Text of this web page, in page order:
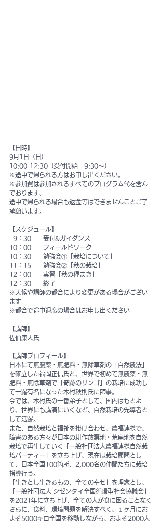
【日時】
9月1日（日）
10:00-12:30（受付開始　9:30〜）
※途中で帰られる方はお申し出ください。
※参加費は参加されるすべてのプログラム代を含ん
でおります。
途中で帰られる場合も返金等はできませんことご了
承願います。
【スケジュール】
9：30　　受付&ガイダンス
10：00　　フィールドワーク
10：30　　勉強会①「栽培について」
11：15　　勉強会②「秋の栽培」
12：00　　実習「秋の種まき」
12：30　　終了
※天候や講師の都合により変更がある場合がござい
ます
※都合で途中退席の場合はお申し出ください
【講師】
佐伯康人氏
【講師プロフィール】
日本にて無農薬・無肥料・無除草剤の「自然農法」
を確立した福岡正信氏と、世界で初めて無農薬・無
肥料・無除草剤で「奇跡のリンゴ」の栽培に成功し
て一躍有名になった木村秋則氏に師事。
今では、木村氏の一番弟子として、国内はもとよ
り、世界にも講演にいくなど、自然栽培の先導者と
して活躍。
また、自然栽培と福祉を掛け合わせ、農福連携で、
障害のある方々が日本の耕作放棄地・荒廃地を自然
栽培で再生していく「一般社団法人農福連携自然栽
培パーティー」を立ち上げ、現在は栽培顧問とし
て、日本全国100箇所、2,000名の仲間たちに栽培
指導行う。
「生きとし生きるもの、全ての幸せ」を理念とし、
「一般社団法人 シゼンタイ全国循環型社会協議会」
を2021年に立ち上げ、全ての人が食に困ることなく
さらに、食料、環境問題を解決すべく、１ヶ月にお
よそ5000キロ全国を移動しながら、およそ2000人